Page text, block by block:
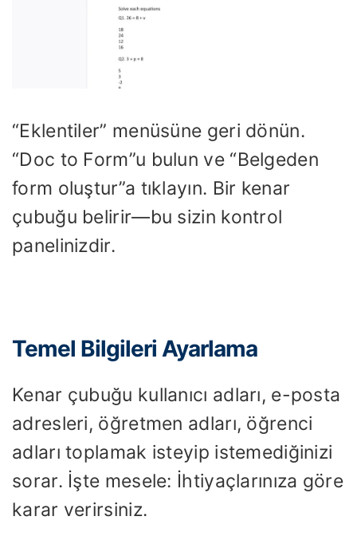
“Eklentiler” menüsüne geri dönün.
“Doc to Form”u bulun ve “Belgeden
form oluştur”a tıklayın. Bir kenar
çubuğu belirir—bu sizin kontrol
panelinizdir.
Temel Bilgileri Ayarlama
Kenar çubuğu kullanıcı adları, e-posta
adresleri, öğretmen adları, öğrenci
adları toplamak isteyip istemediğinizi
sorar. İşte mesele: İhtiyaçlarınıza göre
karar verirsiniz.